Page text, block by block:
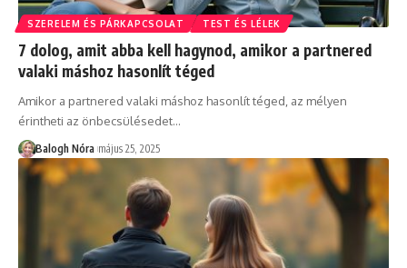
SZERELEM ÉS PÁRKAPCSOLAT TEST ÉS LÉLEK
7 dolog, amit abba kell hagynod, amikor a partnered
valaki máshoz hasonlít téged
Amikor a partnered valaki máshoz hasonlít téged, az mélyen
érintheti az önbecsülésedet…
Balogh Nóra május 25, 2025